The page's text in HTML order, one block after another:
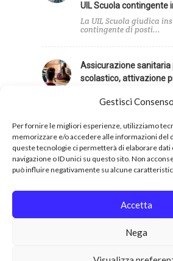
Gestisci Consenso
Per fornire le migliori esperienze, utilizziamo
memorizzare e/o accedere alle informazioni del
queste tecnologie ci permetterà di elaborare
navigazione o ID unici su questo sito. Non
può influire negativamente su alcune
Accetta
Nega
UIL Scuola contingente
La UIL Scuola giudica
contingente di posti...
Assicurazione sanitaria
scolastico, attivazione
In data 6 agosto si è